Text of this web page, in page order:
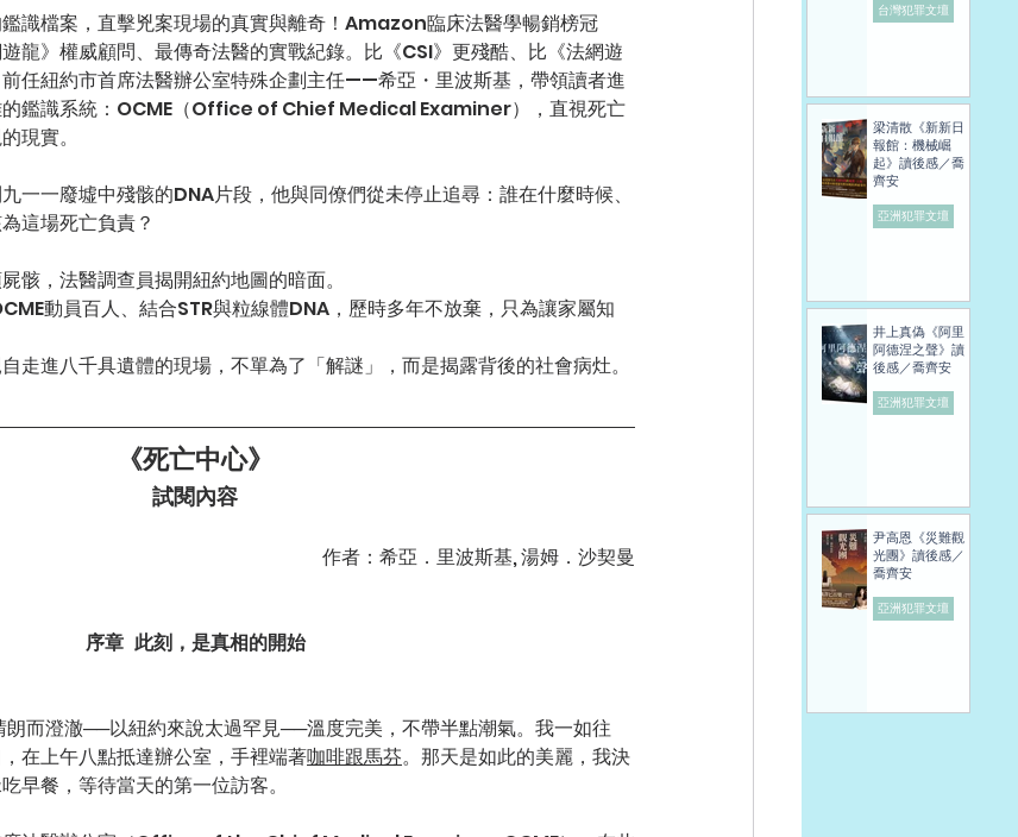
識檔案，直擊兇案現場的真實與離奇！Amazon臨床法醫學暢銷榜冠
龍》權威顧問、最傳奇法醫的實戰紀錄。比《CSI》更殘酷、比《法網遊
任紐約市首席法醫辦公室特殊企劃主任——希亞・里波斯基，帶領讀者進
的鑑識系統：OCME（Office of Chief Medical Examiner），直視死亡
現實。
一一廢墟中殘骸的DNA片段，他與同僚們從未停止追尋：誰在什麼時候、
這場死亡負責？
骸，法醫調查員揭開紐約地圖的暗面。
動員百人、結合STR與粒線體DNA，歷時多年不放棄，只為讓家屬知
走進八千具遺體的現場，不單為了「解謎」，而是揭露背後的社會病灶。
《死亡中心》
試閱內容
作者： 希亞．里波斯基, 湯姆．沙契曼
序章   此刻，是真相的開始
而澄澈──以紐約來說太過罕見──溫度完美，不帶半點潮氣。我一如往
在上午八點抵達辦公室，手裡端著咖啡跟馬芬。那天是如此的美麗，我決
早餐，等待當天的第一位訪客。
台灣犯罪文壇
梁清散《新新日
報館：機械崛
起》讀後感／喬
齊安
亞洲犯罪文壇
井上真偽《阿里
阿德涅之聲》讀
後感／喬齊安
亞洲犯罪文壇
尹高恩《災難觀
光團》讀後感／
喬齊安
亞洲犯罪文壇